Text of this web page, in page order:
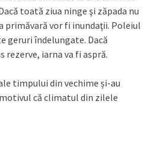
toată ziua ninge şi zăpada nu
primăvară vor fi inundaţii. Poleiul
geruri îndelungate. Dacă
rezerve, iarna va fi aspră.
timpului din vechime și-au
că climatul din zilele